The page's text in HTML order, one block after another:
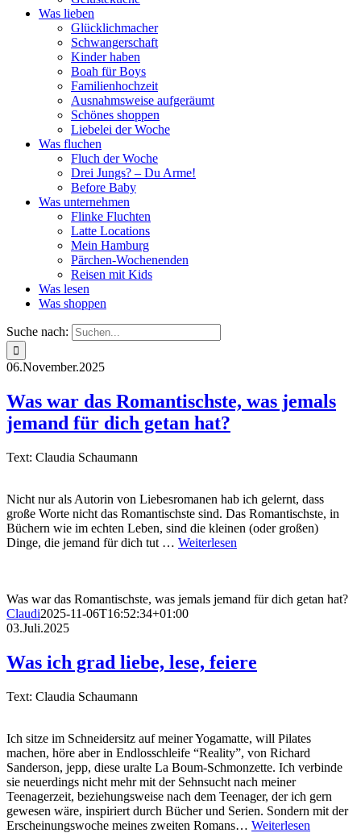
Was lieben
Glücklichmacher
Schwangerschaft
Kinder haben
Boah für Boys
Familienhochzeit
Ausnahmsweise aufgeräumt
Schönes shoppen
Liebelei der Woche
Was fluchen
Fluch der Woche
Drei Jungs? – Du Arme!
Before Baby
Was unternehmen
Flinke Fluchten
Latte Locations
Mein Hamburg
Pärchen-Wochenenden
Reisen mit Kids
Was lesen
Was shoppen
Suche nach:
06.November.2025
Was war das Romantischste, was jemals
jemand für dich getan hat?
Text: Claudia Schaumann
Nicht nur als Autorin von Liebesromanen hab ich gelernt, dass
große Worte nicht das Romantischste sind. Das Romantischste, in
Büchern wie im echten Leben, sind die kleinen (oder großen)
Dinge, die jemand für dich tut … Weiterlesen
Was war das Romantischste, was jemals jemand für dich getan hat?
Claudi2025-11-06T16:52:34+01:00
03.Juli.2025
Was ich grad liebe, lese, feiere
Text: Claudia Schaumann
Ich sitze im Schneidersitz auf meiner Yogamatte, will Pilates
machen, höre aber in Endlosschleife “Reality”, von Richard
Sanderson, jepp, diese uralte La Boum-Schmonzette. Ich verbinde
sie neuerdings nicht mehr mit der Sehnsucht nach meiner
Teenagerzeit, beziehungsweise nach dem Teenager, der ich gern
gewesen wäre, inspiriert durch Bücher und Serien. Sondern mit der
Erscheinungswoche meines zweiten Romans… Weiterlesen